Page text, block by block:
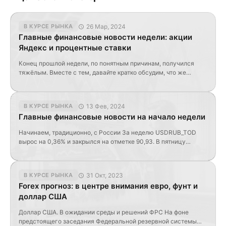
В КУРСЕ РЫНКА 26 Мар, 2024
Главные финансовые новости недели: акции
Яндекс и процентные ставки
Конец прошлой недели, по понятным причинам, получился
тяжёлым. Вместе с тем, давайте кратко обсудим, что же
не прошли мимо. Несмотря на то, что к моменту
произошедшего в […]
В КУРСЕ РЫНКА 13 Фев, 2024
Главные финансовые новости на начало недели
Начинаем, традиционно, с России За неделю USDRUB_TOD
вырос на 0,36% и закрылся на отметке 90,93. В пятницу
ситуация наблюдалась во вторник 16.01. Причина таких
неожиданных всплесков волатильности так и не установлена.
[…]
В КУРСЕ РЫНКА 31 Окт, 2023
Forex прогноз: в центре внимания евро, фунт и
доллар США
Доллар США. В ожидании среды и решений ФРС На фоне
предстоящего заседания Федеральной резервной системы